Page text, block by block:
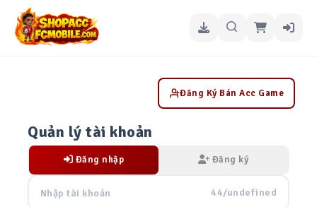
Đăng Ký Bán Acc Game
Quản lý tài khoản
Đăng nhập Đăng ký
44/undefined